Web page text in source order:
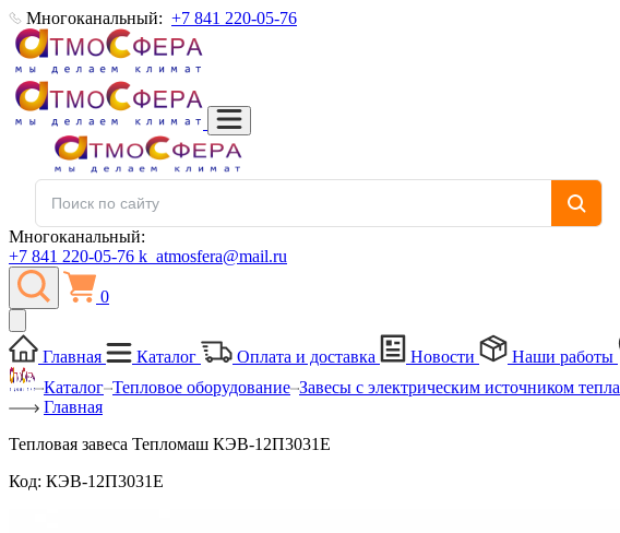
Многоканальный: +7 841 220-05-76
Многоканальный:
+7 841 220-05-76 k_atmosfera@mail.ru
0
Главная Каталог Оплата и доставка Новости Наши работы
Каталог Тепловое оборудование Завесы с электрическим источником тепла
Главная
Тепловая завеса Тепломаш КЭВ-12П3031Е
Код: КЭВ-12П3031Е